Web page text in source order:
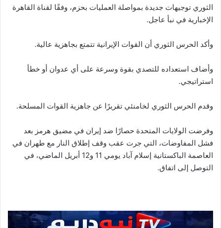
الثوري توجيهات جديدة بمواصلة العمليات بحزم، وفقًا لقناة القاهرة
الإخبارية في نبأ عاجل.
وأكد الحرس الثوري أن القوات الإيرانية تتمتع بجاهزية عالية.
وأضاف استعداده للتصدي بقوة وسرعة على أي عدوان أو خطأ
استراتيجي.
وقدم الحرس الثوري لخامنئي تقريرًا عن جاهزية القوات المسلحة.
وفرضت الولايات المتحدة حصارًا ضد إيران في مضيق هرمز بعد
فشل المفاوضات، التي جرت عقب وقف إطلاق النار مع طهران في
العاصمة الباكستانية إسلام آباد يومي 11 و12 أبريل الماضي، في
التوصل إلى اتفاق.